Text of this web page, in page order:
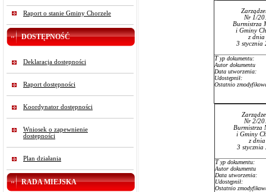
Raport o stanie Gminy Chorzele
DOSTĘPNOŚĆ
Deklaracja dostępności
Raport dostępności
Koordynator dostępności
Wniosek o zapewnienie
dostępności
Plan działania
RADA MIEJSKA
Nr 1/
Burmistrza
i Gminy
z dnia
3 stycznia
Typ dokumentu:
Autor dokumentu
Data utworzenia:
Udostępnił:
Ostatnio
Nr 2/
Burmistrza
i Gminy
z
3 stycznia
Typ dokumentu:
Autor dokumentu
Data utworzenia:
Udostępnił:
Ostatnio